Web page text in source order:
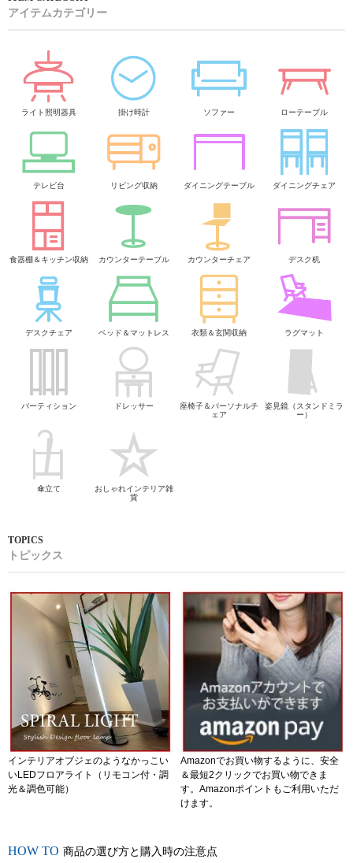
アイテムカテゴリー
ライト照明器具 掛け時計 ソファー ローテーブル
テレビ台 リビング収納 ダイニングテーブル ダイニングチェア
食器棚＆キッチン収納 カウンターテーブル カウンターチェア デスク机
デスクチェア ベッド＆マットレス 衣類＆玄関収納 ラグマット
パーティション ドレッサー
座椅子＆パーソナルチ
ェア
姿見鏡（スタンドミラ
ー）
傘立て
おしゃれインテリア雑
貨
トピックス
インテリアオブジェのようなかっこい
いLEDフロアライト（リモコン付・調
光＆調色可能）
Amazonでお買い物するように、安全
＆最短2クリックでお買い物できま
す。Amazonポイントもご利用いただ
けます。
商品の選び方と購入時の注意点